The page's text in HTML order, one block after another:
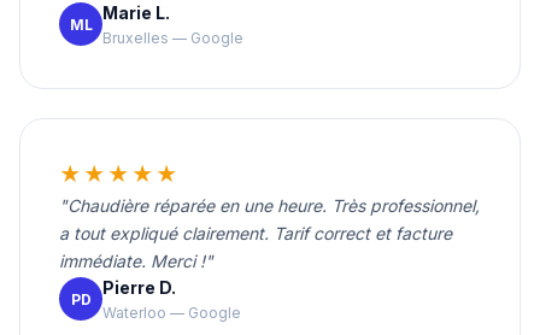
ML
Marie L.
Bruxelles — Google
★★★★★
"Chaudière réparée en une heure. Très professionnel,
a tout expliqué clairement. Tarif correct et facture
immédiate. Merci !"
PD
Pierre D.
Waterloo — Google